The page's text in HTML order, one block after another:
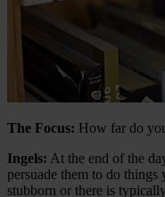
The Focus: How far do
Ingels: At the end of the
persuade them to do
stubborn or there is